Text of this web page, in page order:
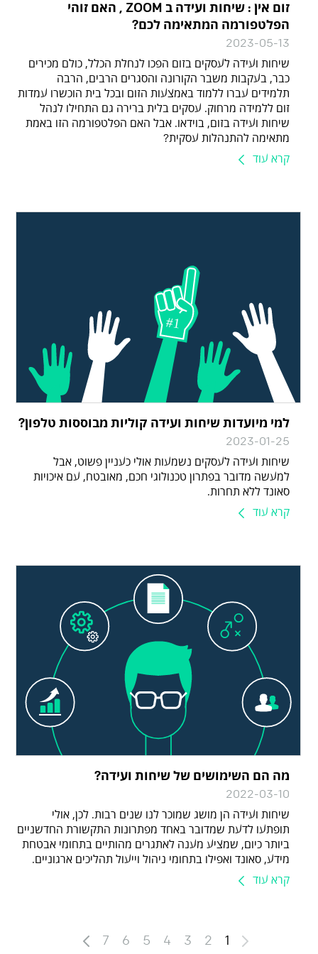
זום אין : שיחות ועידה ב ZOOM , האם זוהי
הפלטפורמה המתאימה לכם?
2023-05-13
שיחות ועידה לעסקים בזום הפכו לנחלת הכלל, כולם מכירים
כבר, בעקבות משבר הקורונה והסגרים הרבים, הרבה
תלמידים עברו ללמוד באמצעות הזום ובכל בית הוכשרו עמדות
זום ללמידה מרחוק. עסקים בלית ברירה גם התחילו לנהל
שיחות ועידה בזום, בוידאו. אבל האם הפלטפורמה הזו באמת
מתאימה להתנהלות עסקית?
קרא עוד
למי מיועדות שיחות ועידה קוליות מבוססות טלפון?
2023-01-25
שיחות ועידה לעסקים נשמעות אולי כעניין פשוט, אבל
למעשה מדובר בפתרון טכנולוגי חכם, מאובטח, עם איכויות
סאונד ללא תחרות.
קרא עוד
מה הם השימושים של שיחות ועידה?
2022-03-10
שיחות ועידה הן מושג שמוכר לנו שנים רבות. לכן, אולי
תופתעו לדעת שמדובר באחד מפתרונות התקשורת החדשניים
ביותר כיום, שמציע מענה לאתגרים מהותיים בתחומי אבטחת
מידע, סאונד ואפילו בתחומי ניהול וייעול תהליכים ארגוניים.
קרא עוד
1
2
3
4
5
6
7